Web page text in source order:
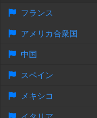
フランス
アメリカ合衆国
中国
スペイン
メキシコ